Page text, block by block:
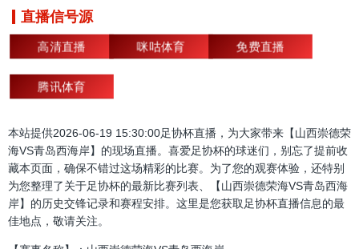
直播信号源
高清直播 咪咕体育 免费直播
腾讯体育
本站提供2026-06-19 15:30:00足协杯直播，为大家带来【山西崇德荣
海VS青岛西海岸】的现场直播。喜爱足协杯的球迷们，别忘了提前收
藏本页面，确保不错过这场精彩的比赛。为了您的观赛体验，还特别
为您整理了关于足协杯的最新比赛列表、【山西崇德荣海VS青岛西海
岸】的历史交锋记录和赛程安排。这里是您获取足协杯直播信息的最
佳地点，敬请关注。